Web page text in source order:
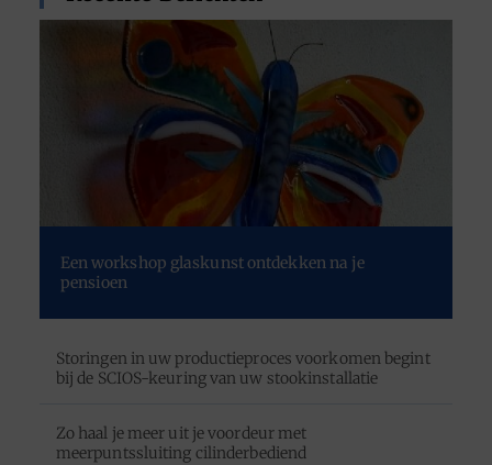
Een workshop glaskunst ontdekken na je
pensioen
Storingen in uw productieproces voorkomen begint
bij de SCIOS-keuring van uw stookinstallatie
Zo haal je meer uit je voordeur met
meerpuntssluiting cilinderbediend